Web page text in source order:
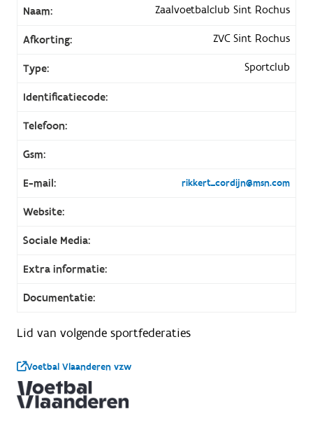
Naam: Zaalvoetbalclub Sint Rochus
Afkorting: ZVC Sint Rochus
Type: Sportclub
Identificatiecode:
Telefoon:
Gsm:
E-mail: rikkert_cordijn@msn.com
Website:
Sociale Media:
Extra informatie:
Documentatie:
Lid van volgende sportfederaties
Voetbal Vlaanderen vzw